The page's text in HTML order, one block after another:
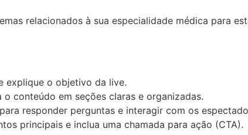
relacionados à sua especialidade médica para
explique o objetivo da live.
o conteúdo em seções claras e organizadas.
responder perguntas e interagir com os
principais e inclua uma chamada para ação (CTA).